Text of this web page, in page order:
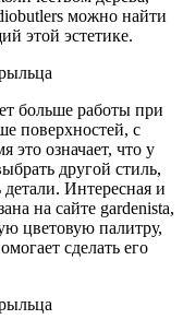
можно найти
этой эстетике.
больше работы при
поверхностей, с
это означает, что у
другой стиль,
Интересная и
на сайте gardenista,
цветовую палитру,
сделать его